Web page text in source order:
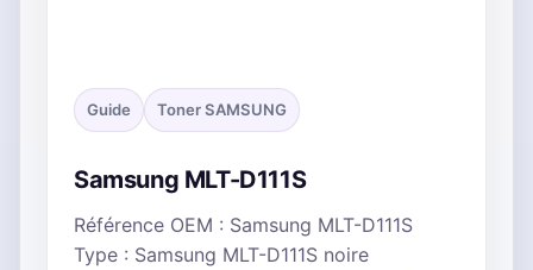
Guide Toner SAMSUNG
Samsung MLT-D111S
Référence OEM : Samsung MLT-D111S
Type : Samsung MLT-D111S noire